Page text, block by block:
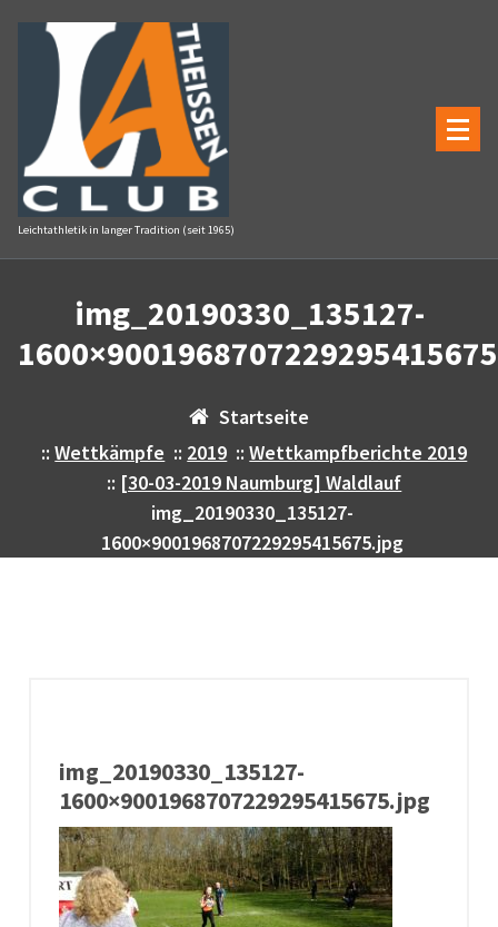
Inhalt
springen
Leichtathletik in langer Tradition (seit 1965)
img_20190330_135127-
Startseite
::Wettkämpfe :: 2019 ::Wettkampfberichte 2019
:: [30-03-2019 Naumburg] Waldlauf
img_20190330_135127-
1600×9001968707229295415675.jpg
img_20190330_135127-
1600×9001968707229295415675.jpg